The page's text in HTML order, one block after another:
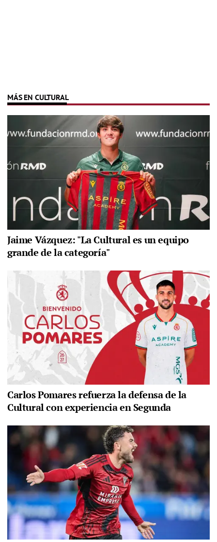
MÁS EN CULTURAL
Jaime Vázquez: "La Cultural es un equipo
grande de la categoría"
Carlos Pomares refuerza la defensa de la
Cultural con experiencia en Segunda